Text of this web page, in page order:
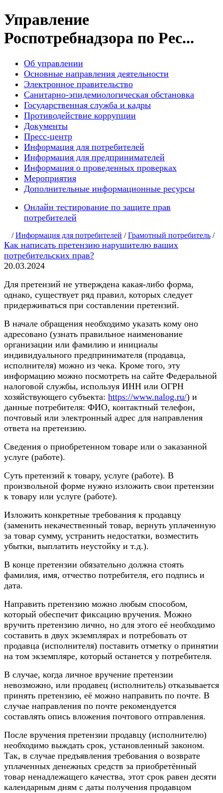
Управление
Роспотребнадзора по Рес...
Об управлении
Основные направления деятельности
Электронное правительство
Санитарно-эпидемиологическая обстановка
Государственная служба и кадры
Противодействие коррупции
Документы
Пресс-центр
Информация для потребителей
Информация для предпринимателей
Информация о проведенных проверках
Мероприятия
Дополнительные информационные ресурсы
Онлайн тестирование по защите прав
потребителей
/Информация для потребителей /Грамотный потребитель /
Как написать претензию нарушителю ваших
потребительских прав?
20.03.2024
Для претензий не утверждена какая-либо форма,
однако, существует ряд правил, которых следует
придерживаться при составлении претензий.
В начале обращения необходимо указать кому оно
адресовано (узнать правильное наименование
организации или фамилию и инициалы
индивидуального предпринимателя (продавца,
исполнителя) можно из чека. Кроме того, эту
информацию можно посмотреть на сайте Федеральной
налоговой службы, используя ИНН или ОГРН
хозяйствующего субъекта: https://www.nalog.ru/) и
данные потребителя: ФИО, контактный телефон,
почтовый или электронный адрес для направления
ответа на претензию.
Сведения о приобретенном товаре или о заказанной
услуге (работе).
Суть претензий к товару, услуге (работе). В
произвольной форме нужно изложить свои претензии
к товару или услуге (работе).
Изложить конкретные требования к продавцу
(заменить некачественный товар, вернуть уплаченную
за товар сумму, устранить недостатки, возместить
убытки, выплатить неустойку и т.д.).
В конце претензии обязательно должна стоять
фамилия, имя, отчество потребителя, его подпись и
дата.
Направить претензию можно любым способом,
который обеспечит фиксацию вручения. Можно
вручить претензию лично, но для этого её необходимо
составить в двух экземплярах и потребовать от
продавца (исполнителя) поставить отметку о принятии
на том экземпляре, который останется у потребителя.
В случае, когда личное вручение претензии
невозможно, или продавец (исполнитель) отказывается
принять претензию, её можно направить по почте. В
случае направления по почте рекомендуется
составлять опись вложения почтового отправления.
После вручения претензии продавцу (исполнителю)
необходимо выждать срок, установленный законом.
Так, в случае предъявления требования о возврате
уплаченных денежных средств за приобретённый
товар ненадлежащего качества, этот срок равен десяти
календарным дням с даты получения продавцом